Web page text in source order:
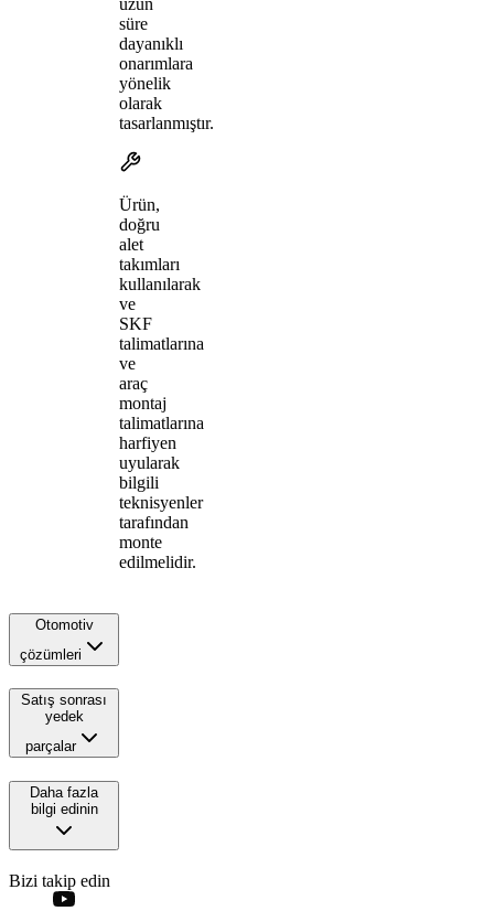
süre
dayanıklı
onarımlara
yönelik
olarak
tasarlanmıştır.
Ürün,
doğru
alet
takımları
kullanılarak
ve
SKF
talimatlarına
ve
araç
montaj
talimatlarına
harfiyen
uyularak
bilgili
teknisyenler
tarafından
monte
edilmelidir.
Otomotiv
çözümleri
Satış sonrası
yedek
parçalar
Daha fazla
bilgi edinin
Bizi takip edin